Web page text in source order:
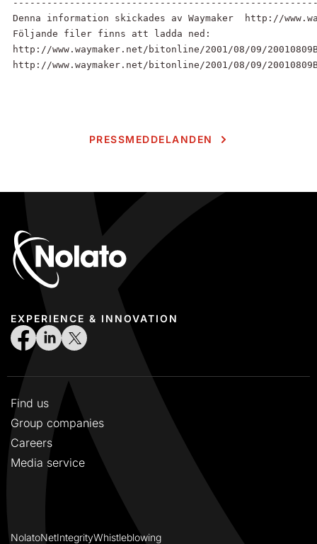
Denna information skickades av Waymaker  http://
Följande filer finns att ladda ned:
http://www.waymaker.net/bitonline/2001/08/09/
http://www.waymaker.net/bitonline/2001/08/09/
PRESSMEDDELANDEN
EXPERIENCE & INNOVATION
Find us
Group companies
Careers
Media service
NolatoNetIntegrityWhistleblowing